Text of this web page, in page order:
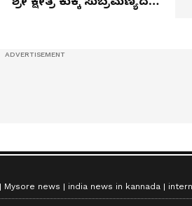
Mysore news india news in kannada